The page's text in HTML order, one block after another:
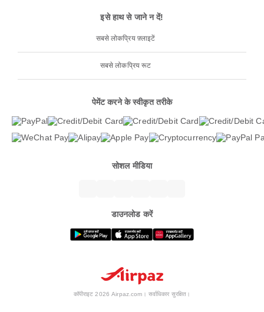
इसे हाथ से जाने न दें!
सबसे लोकप्रिय फ़्लाइटें
सबसे लोकप्रिय रूट
पेमेंट करने के स्वीकृत तरीके
सोशल मीडिया
डाउनलोड करें
कॉपीराइट 2026 Airpaz.com। सर्वाधिकार सुरक्षित।